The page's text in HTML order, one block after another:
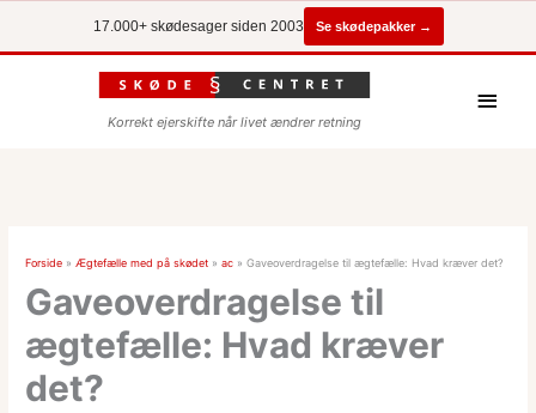
17.000+ skødesager siden 2003 Se skødepakker →
Korrekt ejerskifte når livet ændrer retning
Forside » Ægtefælle med på skødet »ac »Gaveoverdragelse til ægtefælle: Hvad kræver det?
Gaveoverdragelse til
ægtefælle: Hvad kræver
det?